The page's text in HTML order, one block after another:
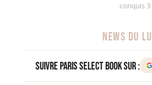
conquis
NEWS DU
Suivre Paris Select Book sur :